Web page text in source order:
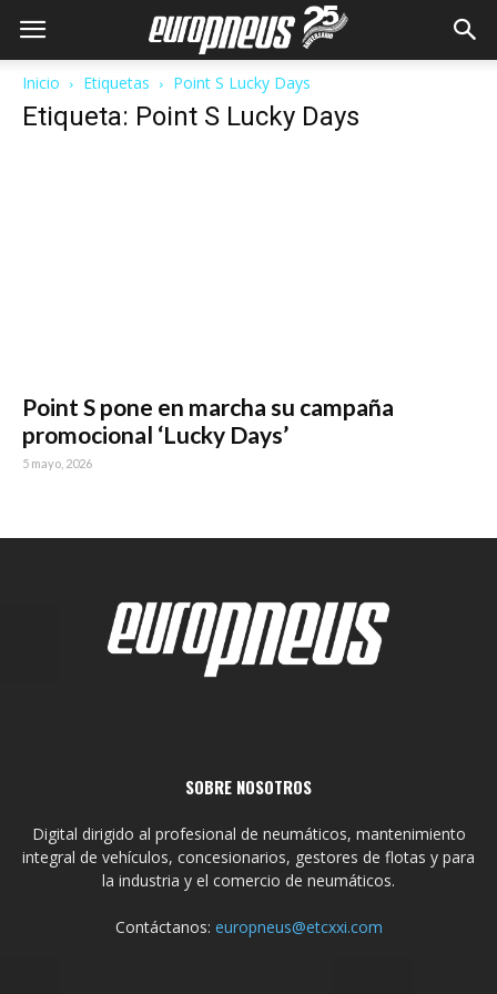
Inicio Etiquetas Point S Lucky Days
Etiqueta: Point S Lucky Days
Point S pone en marcha su campaña
promocional ‘Lucky Days’
5 mayo, 2026
SOBRE NOSOTROS
Digital dirigido al profesional de neumáticos, mantenimiento
integral de vehículos, concesionarios, gestores de flotas y para
la industria y el comercio de neumáticos.
Contáctanos: europneus@etcxxi.com